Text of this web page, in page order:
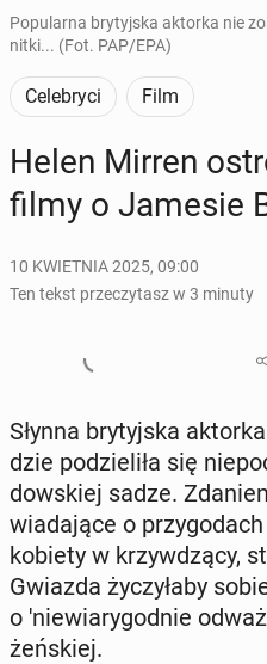
Popularna brytyjska aktorka nie
nitki... (Fot. PAP/EPA)
Celebryci Film
Helen Mirren
filmy o Jamesie
10 KWIETNIA 2025, 09:00
Ten tekst przeczytasz w 3 minuty
Słynna bry­tyj­ska
dzie po­dzie­li­ła się
dow­skiej sadze.
wia­da­ją­ce o
kobiety w krzyw­dzą­cy,
Gwiazda ży­czy­ła­by
o 'nie­wia­ry­god­nie
żeń­skiej.